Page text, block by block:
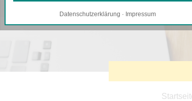
Notwendige Cookies
unseres Angebotes einschließlich der Verknüpfung
Datenschutzerklärung · Impressum